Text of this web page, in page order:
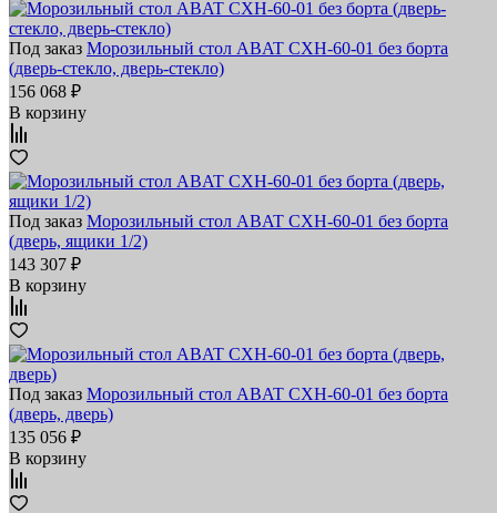
Под заказ Морозильный стол ABAT СХН-60-01 без борта
(дверь-стекло, дверь-стекло)
156 068 ₽
В корзину
Под заказ Морозильный стол ABAT СХН-60-01 без борта
(дверь, ящики 1/2)
143 307 ₽
В корзину
Под заказ Морозильный стол ABAT СХН-60-01 без борта
(дверь, дверь)
135 056 ₽
В корзину